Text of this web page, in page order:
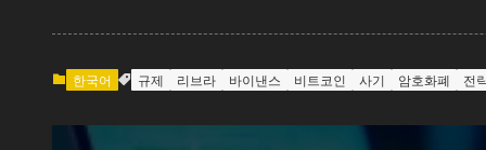
한국어 규제 리브라 바이낸스 비트코인 사기 암호화폐 전